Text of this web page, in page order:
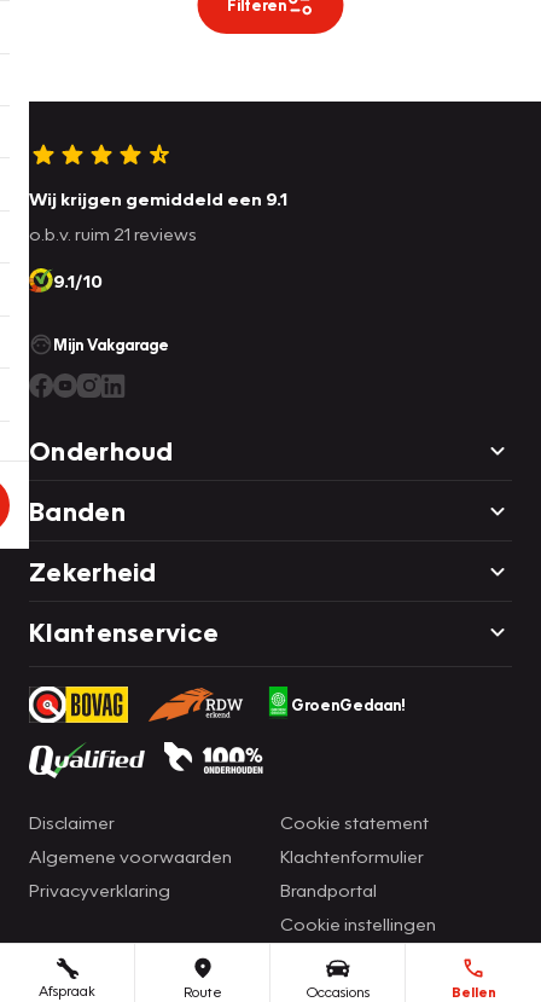
Filteren
Afspraak Route Occasions Bellen
Wij krijgen gemiddeld een 9.1
o.b.v. ruim 21 reviews
9.1/10
Mijn Vakgarage
Onderhoud
Banden
Zekerheid
Klantenservice
GroenGedaan!
Disclaimer
Algemene voorwaarden
Privacyverklaring
Cookie statement
Klachtenformulier
Brandportal
Cookie instellingen